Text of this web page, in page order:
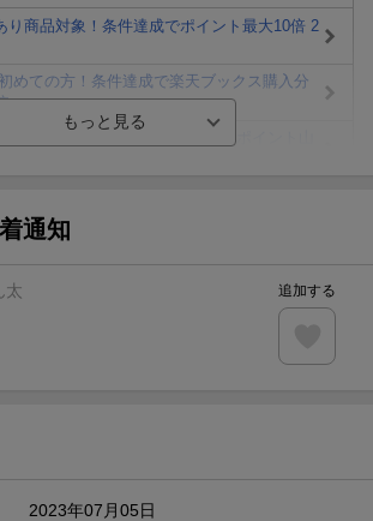
り商品対象！条件達成でポイント最大10倍 2
めての方！条件達成で楽天ブックス購入分
介キャンペーンの拡散で300円OFFクーポン
限定・宝塚歌劇 宙組貸切公演ペアチケット
通知
太 追加する
2023年07月05日